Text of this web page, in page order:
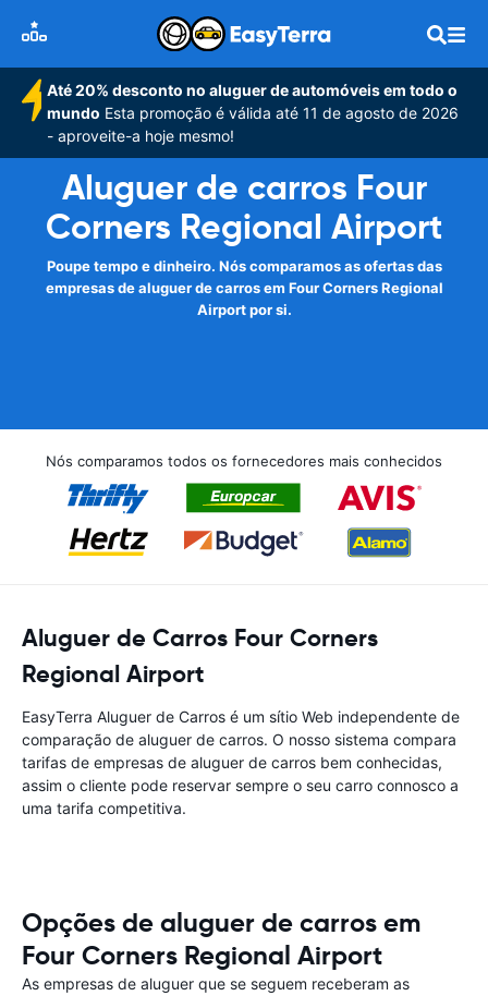
Até 20% desconto no aluguer de automóveis em todo o
mundo Esta promoção é válida até 11 de agosto de 2026
- aproveite-a hoje mesmo!
Aluguer de carros Four
Corners Regional Airport
Poupe tempo e dinheiro. Nós comparamos as ofertas das
empresas de aluguer de carros em Four Corners Regional
Airport por si.
Nós comparamos todos os fornecedores mais conhecidos
Aluguer de Carros Four Corners
Regional Airport
EasyTerra Aluguer de Carros é um sítio Web independente de
comparação de aluguer de carros. O nosso sistema compara
tarifas de empresas de aluguer de carros bem conhecidas,
assim o cliente pode reservar sempre o seu carro connosco a
uma tarifa competitiva.
Opções de aluguer de carros em
Four Corners Regional Airport
As empresas de aluguer que se seguem receberam as